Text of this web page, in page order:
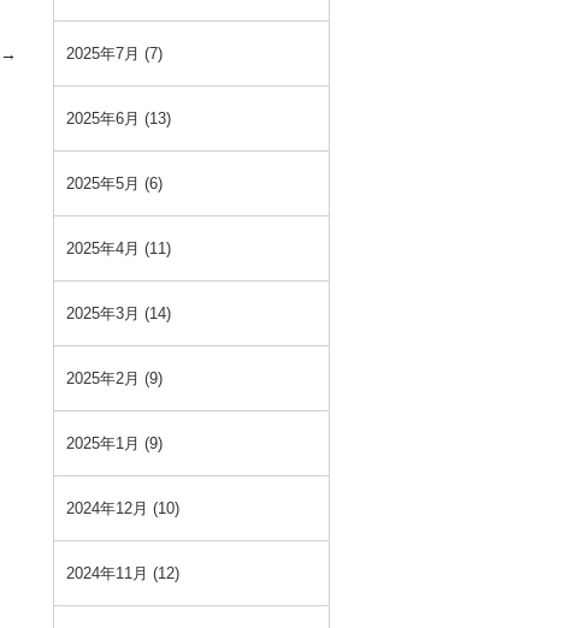
→ 2025年7月 (7)
2025年6月 (13)
2025年5月 (6)
2025年4月 (11)
2025年3月 (14)
2025年2月 (9)
2025年1月 (9)
2024年12月 (10)
2024年11月 (12)